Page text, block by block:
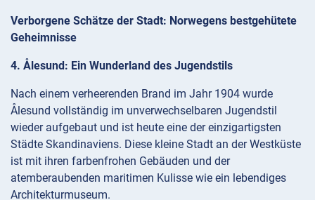
Verborgene Schätze der Stadt: Norwegens bestgehütete
Geheimnisse
4. Ålesund: Ein Wunderland des Jugendstils
Nach einem verheerenden Brand im Jahr 1904 wurde
Ålesund vollständig im unverwechselbaren Jugendstil
wieder aufgebaut und ist heute eine der einzigartigsten
Städte Skandinaviens. Diese kleine Stadt an der Westküste
ist mit ihren farbenfrohen Gebäuden und der
atemberaubenden maritimen Kulisse wie ein lebendiges
Architekturmuseum.